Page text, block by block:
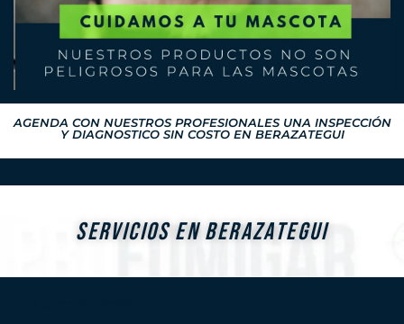
AGENDA CON NUESTROS PROFESIONALES UNA INSPECCIÓN
Y DIAGNOSTICO SIN COSTO EN BERAZATEGUI
SERVICIOS EN BERAZATEGUI